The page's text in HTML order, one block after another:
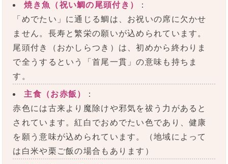
焼き魚（祝い鯛の尾頭付き）
：
「めでたい」に通じる鯛は、お祝いの席に欠かせ
ません。長寿と繁栄の願いが込められています。
尾頭付き（おかしらつき）は、初めから終わりま
で全うするという「首尾一貫」の意味も持ちま
す。
主食（お赤飯）
：
赤色には古来より魔除けや邪気を祓う力があると
されています。紅白でおめでたい色であり、健康
を願う意味が込められています。（地域によって
は白米や栗ご飯の場合もあります）